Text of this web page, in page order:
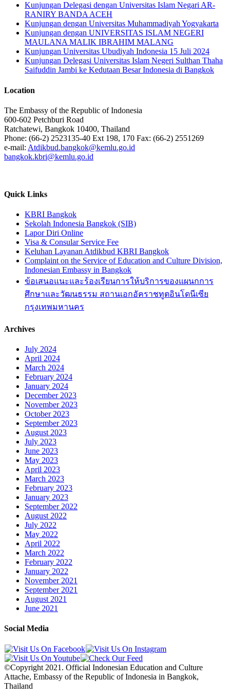
Kunjungan Delegasi dengan Universitas Islam Negari AR-
RANIRY BANDA ACEH
Kunjungan dengan Universitas Muhammadiyah Yogyakarta
Kunjungan dengan UNIVERSITAS ISLAM NEGERI
MAULANA MALIK IBRAHIM MALANG
Kunjungan Universitas Ubudiyah Indonesia 15 Juli 2024
Kunjungan Delegasi Universitas Islam Negeri Sulthan Thaha
Saifuddin Jambi ke Kedutaan Besar Indonesia di Bangkok
Location
The Embassy of the Republic of Indonesia
600-602 Petchburi Road
Ratchatewi, Bangkok 10400, Thailand
Phone: (66-2) 2523135-40 Ext 198, 170 Fax: (66-2) 2551269
e-mail: Atdikbud.bangkok@kemlu.go.id
bangkok.kbri@kemlu.go.id
Quick Links
KBRI Bangkok
Sekolah Indonesia Bangkok (SIB)
Lapor Diri Online
Visa & Consular Service Fee
Keluhan Layanan Atdikbud KBRI Bangkok
Complaint on the Service of Education and Culture Division,
Indonesian Embassy in Bangkok
ข้อเสนอแนะและร้องเรียนการให้บริการของแผนกการ
ศึกษาและวัฒนธรรม สถานเอกอัคราชทูตอินโดนีเซีย
กรุงเทพมหานคร
Archives
July 2024
April 2024
March 2024
February 2024
January 2024
December 2023
November 2023
October 2023
September 2023
August 2023
July 2023
June 2023
May 2023
April 2023
March 2023
February 2023
January 2023
September 2022
August 2022
July 2022
May 2022
April 2022
March 2022
February 2022
January 2022
November 2021
September 2021
August 2021
June 2021
Social Media
©Copyright 2021. Official Indonesian Education and Culture
Attache, Embassy of the Republic of Indonesia in Bangkok,
Thailand